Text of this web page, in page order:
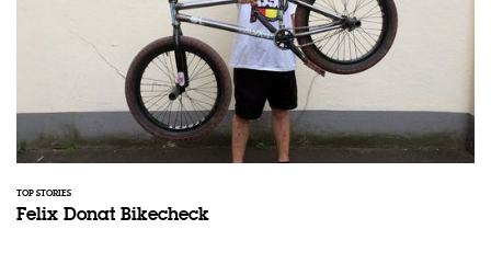
TOP STORIES
Felix Donat Bikecheck